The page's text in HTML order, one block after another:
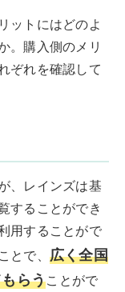
ットにはどのよ
。購入側のメリ
ぞれを確認して
、レインズは基
することができ
用することがで
で、 広く全国
らうことがで